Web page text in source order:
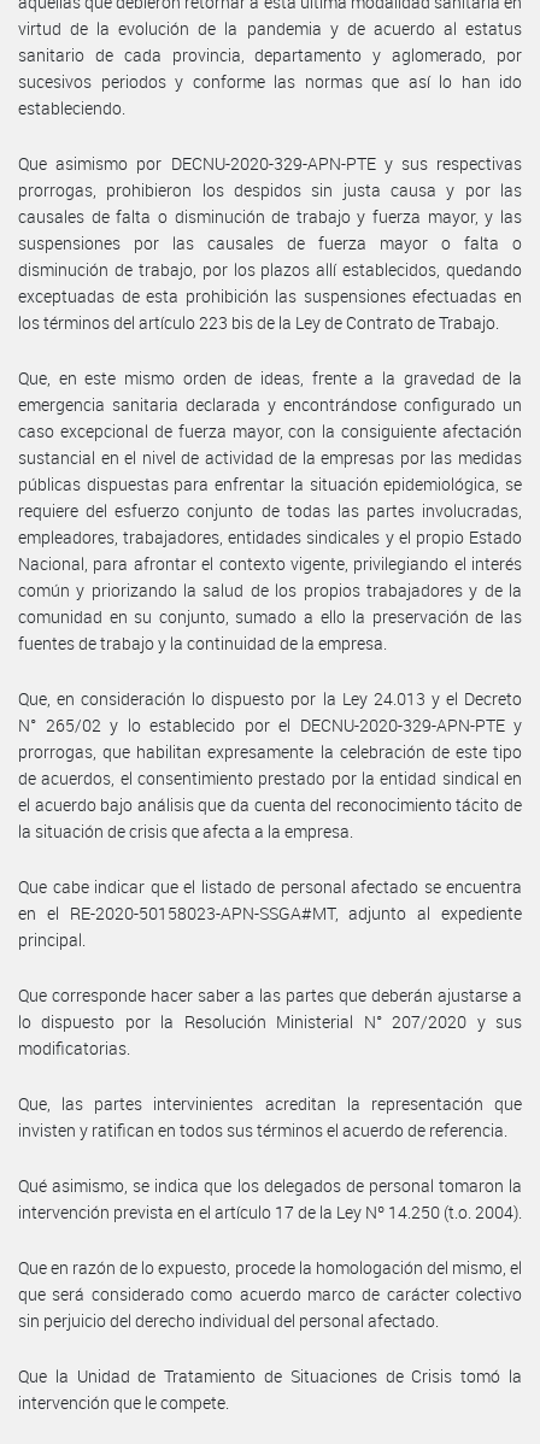
virtud de la evolución de la pandemia y de acuerdo al estatus
sanitario de cada provincia, departamento y aglomerado, por
sucesivos periodos y conforme las normas que así lo han ido
estableciendo.
Que asimismo por DECNU-2020-329-APN-PTE y sus respectivas
prorrogas, prohibieron los despidos sin justa causa y por las
causales de falta o disminución de trabajo y fuerza mayor, y las
suspensiones por las causales de fuerza mayor o falta o
disminución de trabajo, por los plazos allí establecidos, quedando
exceptuadas de esta prohibición las suspensiones efectuadas en
los términos del artículo 223 bis de la Ley de Contrato de Trabajo.
Que, en este mismo orden de ideas, frente a la gravedad de la
emergencia sanitaria declarada y encontrándose configurado un
caso excepcional de fuerza mayor, con la consiguiente afectación
sustancial en el nivel de actividad de la empresas por las medidas
públicas dispuestas para enfrentar la situación epidemiológica, se
requiere del esfuerzo conjunto de todas las partes involucradas,
empleadores, trabajadores, entidades sindicales y el propio Estado
Nacional, para afrontar el contexto vigente, privilegiando el interés
común y priorizando la salud de los propios trabajadores y de la
comunidad en su conjunto, sumado a ello la preservación de las
fuentes de trabajo y la continuidad de la empresa.
Que, en consideración lo dispuesto por la Ley 24.013 y el Decreto
N° 265/02 y lo establecido por el DECNU-2020-329-APN-PTE y
prorrogas, que habilitan expresamente la celebración de este tipo
de acuerdos, el consentimiento prestado por la entidad sindical en
el acuerdo bajo análisis que da cuenta del reconocimiento tácito de
la situación de crisis que afecta a la empresa.
Que cabe indicar que el listado de personal afectado se encuentra
en el RE-2020-50158023-APN-SSGA#MT, adjunto al expediente
principal.
Que corresponde hacer saber a las partes que deberán ajustarse a
lo dispuesto por la Resolución Ministerial N° 207/2020 y sus
modificatorias.
Que, las partes intervinientes acreditan la representación que
invisten y ratifican en todos sus términos el acuerdo de referencia.
Qué asimismo, se indica que los delegados de personal tomaron la
intervención prevista en el artículo 17 de la Ley Nº 14.250 (t.o. 2004).
Que en razón de lo expuesto, procede la homologación del mismo, el
que será considerado como acuerdo marco de carácter colectivo
sin perjuicio del derecho individual del personal afectado.
Que la Unidad de Tratamiento de Situaciones de Crisis tomó la
intervención que le compete.